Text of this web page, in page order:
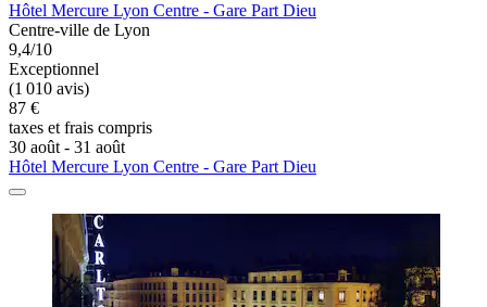
Hôtel Mercure Lyon Centre - Gare Part Dieu
Centre-ville de Lyon
9,4/10
Exceptionnel
(1 010 avis)
87 €
taxes et frais compris
30 août - 31 août
Hôtel Mercure Lyon Centre - Gare Part Dieu